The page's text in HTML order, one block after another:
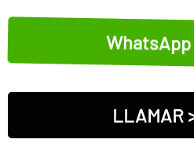
WhatsApp
LLAMAR